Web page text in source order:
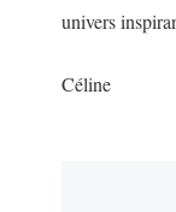
univers
Céline